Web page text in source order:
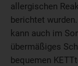
allergischen
berichtet
kann auch im
übermäßiges
bequemen